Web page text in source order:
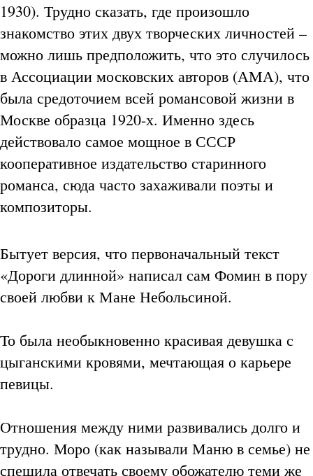
1930). Трудно сказать, где произошло
знакомство этих двух творческих личностей –
можно лишь предположить, что это случилось
в Ассоциации московских авторов (АМА), что
была средоточием всей романсовой жизни в
Москве образца 1920-х. Именно здесь
действовало самое мощное в СССР
кооперативное издательство старинного
романса, сюда часто захаживали поэты и
композиторы.
Бытует версия, что первоначальный текст
«Дороги длинной» написал сам Фомин в пору
своей любви к Мане Небольсиной.
То была необыкновенно красивая девушка с
цыганскими кровями, мечтающая о карьере
певицы.
Отношения между ними развивались долго и
трудно. Моро (как называли Маню в семье) не
спешила отвечать своему обожателю теми же